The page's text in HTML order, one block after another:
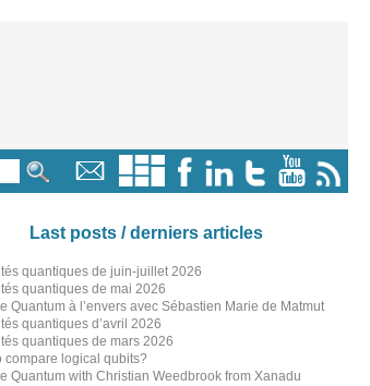
Last posts / derniers articles
quantiques de juin-juillet 2026
quantiques de mai 2026
Quantum à l’envers avec Sébastien Marie de Matmut
quantiques d’avril 2026
quantiques de mars 2026
compare logical qubits?
Quantum with Christian Weedbrook from Xanadu